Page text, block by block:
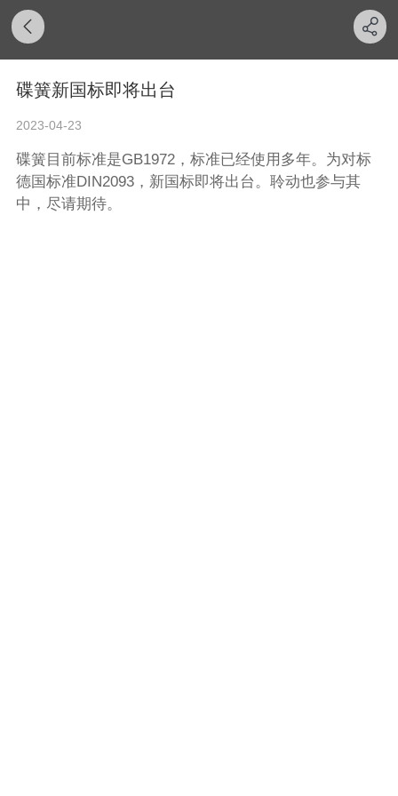
碟簧新国标即将出台
2023-04-23
碟簧目前标准是GB1972，标准已经使用多年。为对标
德国标准DIN2093，新国标即将出台。聆动也参与其
中，尽请期待。